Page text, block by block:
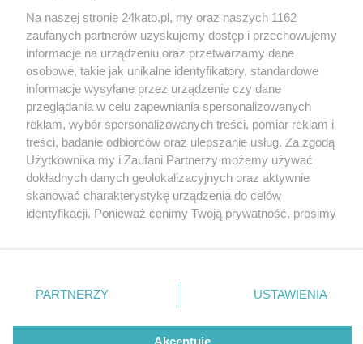
2 / 3
Trafic w Katowicach i
okolicach
Tak teraz (16.12, godz. 8) wygląda ruch w regionie.
Wydawca mediów lokalnych
Nie zapomnij
zapoznać się z:
polityką prywatności regulamin korzystania z portali
Twojemiasto
Piekary Śląskie
Chorzów
Tarnowskie Góry
Gliwice
Skontakuj sięz nami
Kontakt
Wydawca
Redakcja
Na naszej stronie 24kato.pl, my oraz naszych 1162
zaufanych partnerów uzyskujemy dostęp i przechowujemy
informacje na urządzeniu oraz przetwarzamy dane
osobowe, takie jak unikalne identyfikatory, standardowe
informacje wysyłane przez urządzenie czy dane
przeglądania w celu zapewniania spersonalizowanych
reklam, wybór spersonalizowanych treści, pomiar reklam i
treści, badanie odbiorców oraz ulepszanie usług. Za zgodą
Użytkownika my i Zaufani Partnerzy możemy używać
dokładnych danych geolokalizacyjnych oraz aktywnie
skanować charakterystykę urządzenia do celów
identyfikacji. Ponieważ cenimy Twoją prywatność, prosimy
prywatności znajdujący się w lewym dolnym rogu strony
. Niektóre rodzaje przetwarzania danych nie wymagają
zgody użytkownika, ale masz prawo sprzeciwić się
takiemu przetwarzaniu. Preferencje będą miały
PARTNERZY USTAWIENIA
Akceptuję